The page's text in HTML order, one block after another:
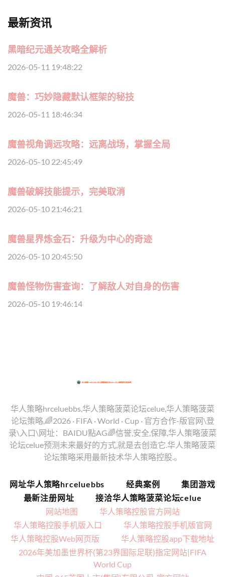
最新资讯
黑暗纪元通关攻略全解析
2026-05-11 19:48:22
魔兽：巧妙隐藏默认框架的秘技
2026-05-11 18:46:34
魔兽视角调远攻略：远离战场，掌握全局
2026-05-10 22:45:49
魔兽破解技能提示，完美取消
2026-05-10 21:46:21
魔兽星界炼金石：升级为中心的奇迹
2026-05-10 20:45:50
魔兽怪物伤害查询：了解敌人对自身的伤害
2026-05-10 19:46:14
华人策略hrceluebbs,华人策略菠菜论坛celue,华人策略菠菜
论坛策略,🌈2026 · FIFA · World · Cup · 官方合作-版官网\登
录\入口\网址：BAIDU點AG🌈信誉,安全,保障,华人策略菠菜
论坛celue预测未来最好的方式,就是去创造它.华人策略菠菜
论坛策略采用最新技术华人策略控股.。
网址华人策略hrceluebbs 经典案例
集团游戏
最新注册网址
接洽华人策略菠菜论坛celue
网站地图
华人策略控股官方网站
华人策略控股手机版入口
华人策略控股手机版官网
华人策略控股Web网页版
华人策略控股app下载地址
2026年美加墨世界杯(第23界国际足联)指定网站|FIFA
World Cup